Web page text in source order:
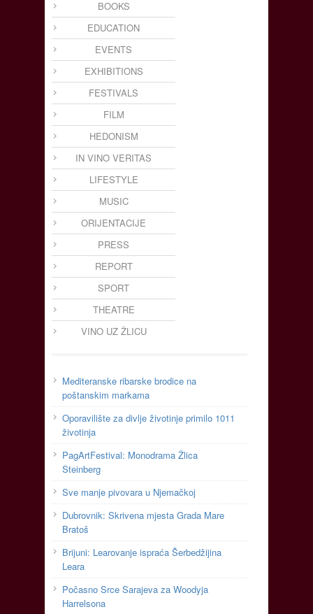
BOOKS
EDUCATION
EVENTS
EXHIBITIONS
FESTIVALS
FILM
HEDONISM
IN VINO VERITAS
LIFESTYLE
MUSIC
ORIJENTACIJE
PRESS
REPORT
SPORT
THEATRE
VINO UZ ŽLICU
Mediteranske ribarske brodice na
poštanskim markama
Oporavilište za divlje životinje primilo 1011
životinja
PagArtFestival: Monodrama Žlica
Steinberg
Sve manje pivovara u Njemačkoj
Dubrovnik: Skrivena mjesta Grada Mare
Bratoš
Brijuni: Learovanje ispraća Šerbedžijina
Leara
Počasno Srce Sarajeva za Woodyja
Harrelsona